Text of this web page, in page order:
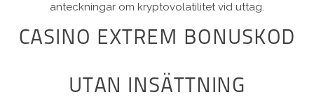
anteckningar om kryptovolatilitet vid uttag.
CASINO EXTREM BONUSKOD
UTAN INSÄTTNING